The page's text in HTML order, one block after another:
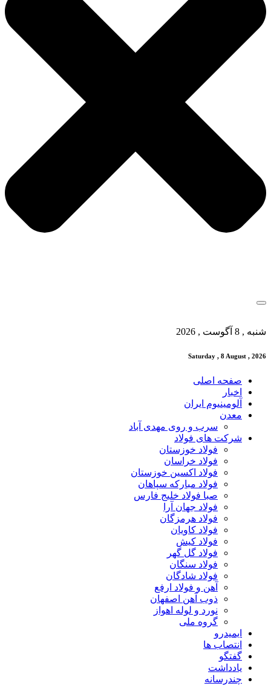
شنبه , 8 آگوست , 2026
Saturday , 8 August , 2026
صفحه اصلی
اخبار
آلومینیوم ایران
معدن
سرب و روی مهدی آباد
شرکت های فولاد
فولاد خوزستان
فولاد خراسان
فولاد اکسین خوزستان
فولاد مبارکه سپاهان
صبا فولاد خلیج فارس
فولاد جهان آرا
فولاد هرمزگان
فولاد کاویان
فولاد کیش
فولاد گل گهر
فولاد سنگان
فولاد شادگان
آهن و فولاد ارفع
ذوب آهن اصفهان
نورد و لوله اهواز
گروه ملی
ایمیدرو
انتصاب ها
گفتگو
یادداشت
چندرسانه